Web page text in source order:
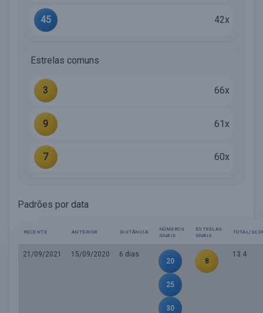
45 42x
Estrelas comuns
3 66x
9 61x
7 60x
Padrões por data
RECENTE ANTERIOR DISTÂNCIA
NÚMEROS
IGUAIS
ESTRELAS
IGUAIS
TOTAL/
21/09/2021 15/09/2020
6 dias
20
25
30
8
13.4